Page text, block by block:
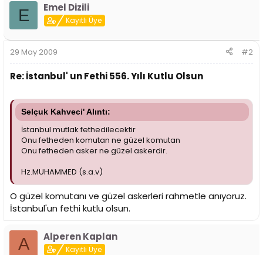
E Emel Dizili
Kayıtlı Üye
29 May 2009 #2
Re: İstanbul' un Fethi 556. Yılı Kutlu Olsun
Selçuk Kahveci' Alıntı:
İstanbul mutlak fethedilecektir
Onu fetheden komutan ne güzel komutan
Onu fetheden asker ne güzel askerdir.
Hz.MUHAMMED (s.a.v)
O güzel komutanı ve güzel askerleri rahmetle anıyoruz.
İstanbul'un fethi kutlu olsun.
A Alperen Kaplan
Kayıtlı Üye